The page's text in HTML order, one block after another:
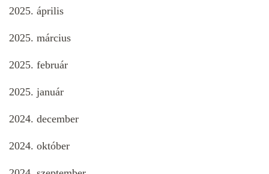
2025. április
2025. március
2025. február
2025. január
2024. december
2024. október